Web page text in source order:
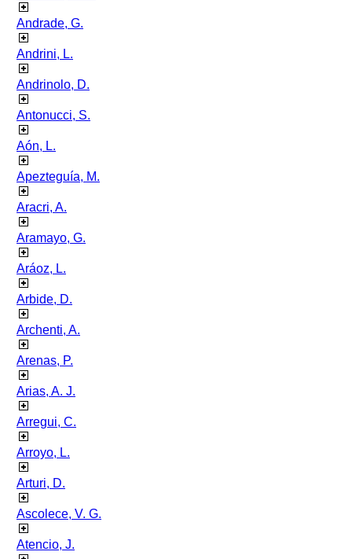
Andrade, G.
Andrini, L.
Andrinolo, D.
Antonucci, S.
Aón, L.
Apezteguía, M.
Aracri, A.
Aramayo, G.
Aráoz, L.
Arbide, D.
Archenti, A.
Arenas, P.
Arias, A. J.
Arregui, C.
Arroyo, L.
Arturi, D.
Ascolece, V. G.
Atencio, J.